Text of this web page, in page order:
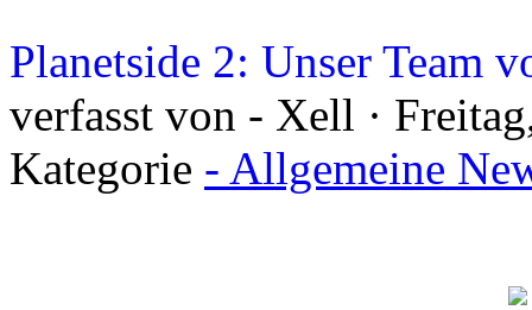
Planetside 2: Unser Team
verfasst von - Xell ·
Kategorie - Allgemeine